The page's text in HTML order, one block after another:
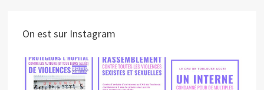
On est sur Instagram